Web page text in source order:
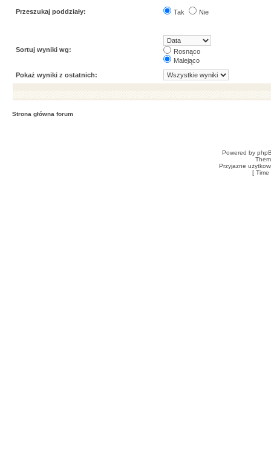
Przeszukaj poddziały: Tak Nie
Sortuj wyniki wg:
Rosnąco
Malejąco
Pokaż wyniki z ostatnich:
Strona główna forum
Powered by
Przyjazne
[ Time